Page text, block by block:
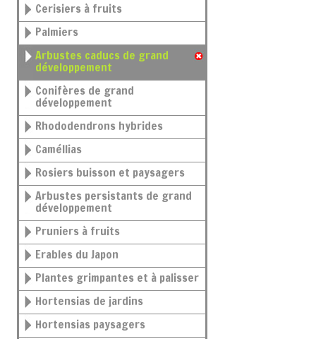
Cerisiers à fruits
Palmiers
Arbustes caducs de grand
développement
Conifères de grand
développement
Rhododendrons hybrides
Caméllias
Rosiers buisson et paysagers
Arbustes persistants de grand
développement
Pruniers à fruits
Erables du Japon
Plantes grimpantes et à palisser
Hortensias de jardins
Hortensias paysagers